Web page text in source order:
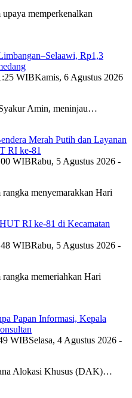
memperkenalkan
Rp1,3
WIBKamis, 6 Agustus 2026
Amin, meninjau…
Merah Putih dan Layanan
RI ke-81
WIBRabu, 5 Agustus 2026 -
menyemarakkan Hari
RI ke-81 di Kecamatan
WIBRabu, 5 Agustus 2026 -
memeriahkan Hari
Papan Informasi, Kepala
WIBSelasa, 4 Agustus 2026 -
Alokasi Khusus (DAK)…